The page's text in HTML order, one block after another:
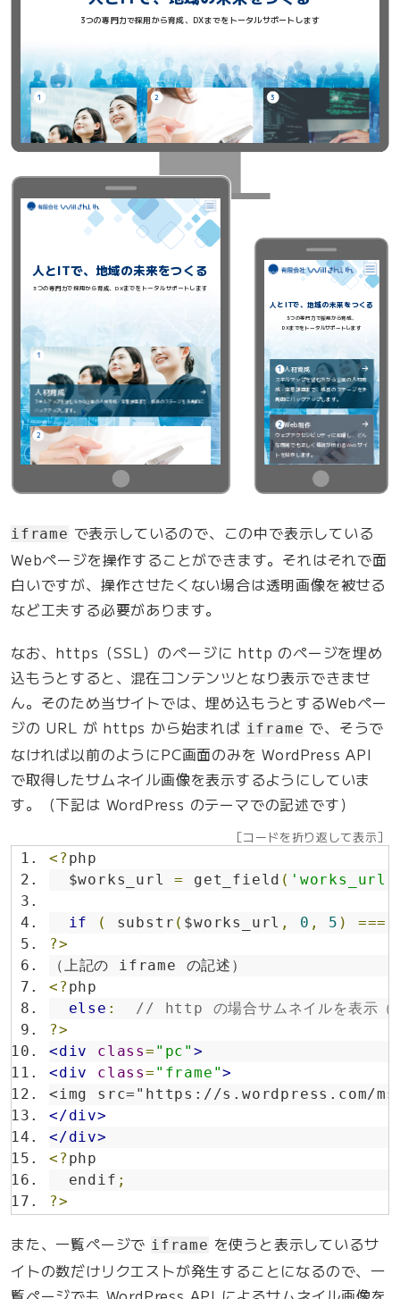
iframe で表示しているので、この中で表示している
Webページを操作することができます。それはそれで面
白いですが、操作させたくない場合は透明画像を被せる
など工夫する必要があります。
なお、https（SSL）のページに http のページを埋め
込もうとすると、混在コンテンツとなり表示できませ
ん。そのため当サイトでは、埋め込もうとするWebペー
ジの URL が https から始まれば iframe で、そうで
なければ以前のようにPC画面のみを WordPress API
で取得したサムネイル画像を表示するようにしていま
す。（下記は WordPress のテーマでの記述です）
［コードを折り返して表示］
<? php
  $works_url
= get_field ( 'works_url'
if ( substr ( $works_url , 0 , 5 ) ===
?>
（上記の iframe の記述）
<? php
else :
// http の場合サムネイルを表示（
?>
<div
class= "pc">
<div
class= "frame">
<img src="https://s.wordpress.com/
</div>
</div>
<? php
  endif
;
?>
また、一覧ページで iframe を使うと表示しているサ
イトの数だけリクエストが発生することになるので、一